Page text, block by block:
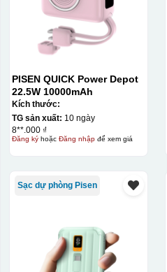
PISEN QUICK Power Depot
22.5W 10000mAh
Kích thước:
TG sản xuất: 10 ngày
8**.000 ₫
Đăng kýhoặc Đăng nhậpđể xem giá
Sạc dự phòng Pisen